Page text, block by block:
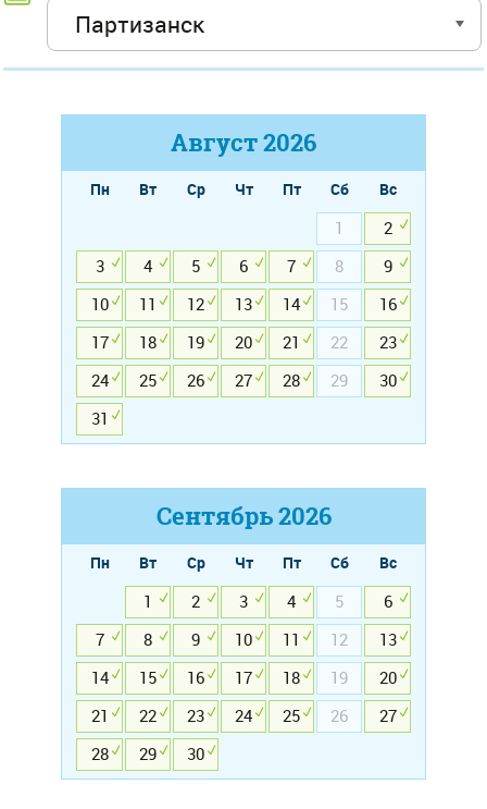
Август2026
Пн Вт Ср Чт Пт Сб
Вс
1
2
3
4 5 6 7 8
9
10
11 12 13 14 15
16
17
18 19 20 21 22
23
24
25 26 27 28 29
30
31
Сентябрь2026
Пн Вт Ср Чт Пт Сб
Вс
1
2 3 4 5
6
7
8 9 10 11 12
13
14
15 16 17 18 19
20
21
22 23 24 25 26
27
28
29 30